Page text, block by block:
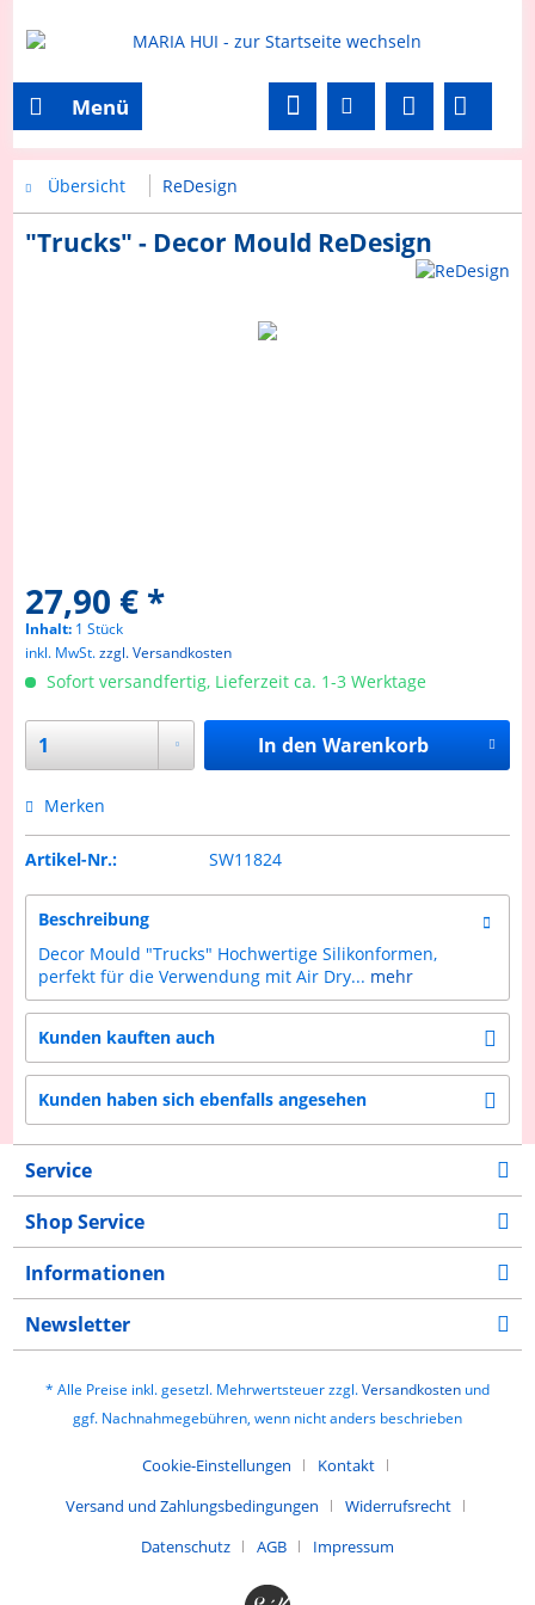
Menü
Übersicht ReDesign
"Trucks" - Decor Mould ReDesign
27,90 € *
Inhalt: 1 Stück
inkl. MwSt.zzgl. Versandkosten
Sofort versandfertig, Lieferzeit ca. 1-3 Werktage
In den Warenkorb
Merken
Artikel-Nr.: SW11824
Beschreibung
Decor Mould "Trucks" Hochwertige Silikonformen,
perfekt für die Verwendung mit Air Dry... mehr
Kunden kauften auch
Kunden haben sich ebenfalls angesehen
Service
Shop Service
Informationen
Newsletter
* Alle Preise inkl. gesetzl. Mehrwertsteuer zzgl.Versandkosten und
ggf. Nachnahmegebühren, wenn nicht anders beschrieben
Cookie-Einstellungen
Kontakt
Versand und Zahlungsbedingungen
Widerrufsrecht
Datenschutz
AGB Impressum